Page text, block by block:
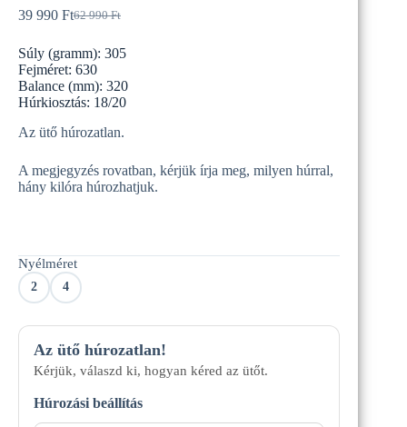
62 990Ft
Original
was:
62
990 Ft.
39 990 FtCurrent
is:
39
990 Ft.
Súly (gramm): 305
Fejméret: 630
Balance (mm): 320
Húrkiosztás: 18/20
Az ütő húrozatlan.
A megjegyzés rovatban, kérjük írja meg, milyen húrral,
hány kilóra húrozhatjuk.
Nyélméret
2 4
Az ütő húrozatlan!
Kérjük, válaszd ki, hogyan kéred az ütőt.
Húrozási beállítás